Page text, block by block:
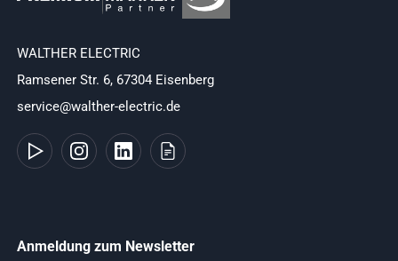
WALTHER ELECTRIC
Ramsener Str. 6, 67304 Eisenberg
service@walther-electric.de
Anmeldung zum Newsletter